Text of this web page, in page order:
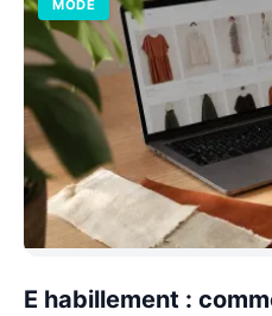
MODE
E habillement :